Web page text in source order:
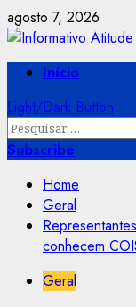
Skip
to
content
agosto 7, 2026
PrimaryInício
Light/Dark Button
Pesquisar
por:
Subscribe
Home
Geral
conhecem
Geral